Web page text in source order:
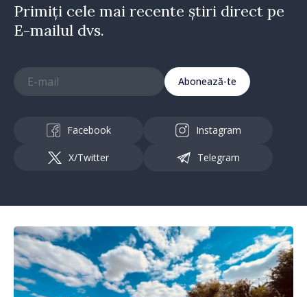
Primiți cele mai recente știri direct pe
E-mailul dvs.
Abonează-te
Facebook Instagram
X/Twitter Telegram